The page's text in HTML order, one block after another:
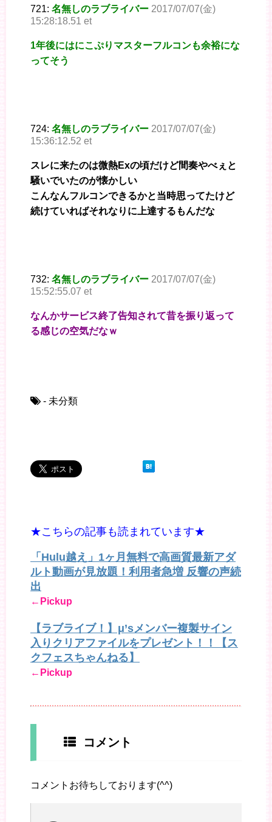
721: 名無しのラブライバー 2017/07/07(金)
15:28:18.51 et
1年後にはにこぷりマスターフルコンも余裕にな
ってそう
724: 名無しのラブライバー 2017/07/07(金)
15:36:12.52 et
スレに来たのは微熱Exの頃だけど間奏やべぇと
騒いでいたのが懐かしい
こんなんフルコンできるかと当時思ってたけど
続けていればそれなりに上達するもんだな
732: 名無しのラブライバー 2017/07/07(金)
15:52:55.07 et
なんかサービス終了告知されて昔を振り返って
る感じの空気だなｗ
- 未分類
★こちらの記事も読まれています★
「Hulu越え」1ヶ月無料で高画質最新アダ
ルト動画が見放題！利用者急増 反響の声続
出
←Pickup
【ラブライブ！】μ’sメンバー複製サイン
入りクリアファイルをプレゼント！！【ス
クフェスちゃんねる】
←Pickup
コメント
コメントお待ちしております(^^)